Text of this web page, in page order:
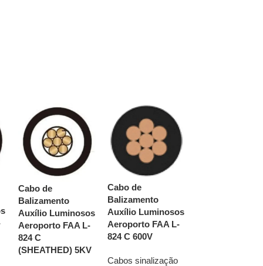
Cabo de
Balizamento
Auxílio Luminosos
Aeroporto FAA L-
824 C
(SHEATHED) 5KV
Cabo de
Balizamento
Auxílio Luminosos
Aeroporto FAA L-
824 C 600V
Cabos sinalização